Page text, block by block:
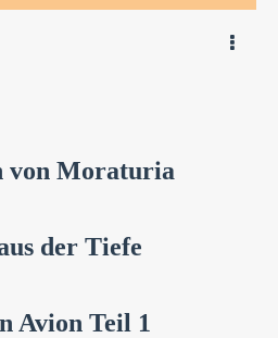
von Moraturia
der Tiefe
Avion Teil 1